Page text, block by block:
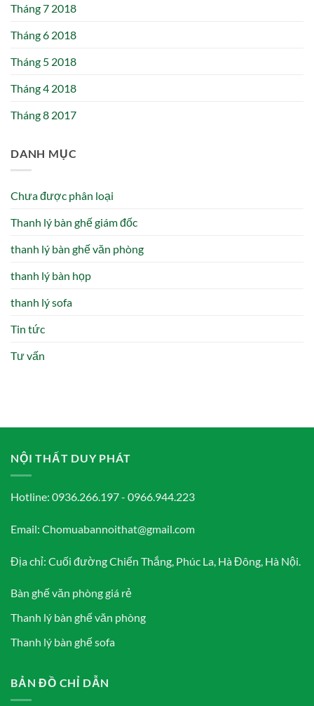
Tháng 7 2018
Tháng 6 2018
Tháng 5 2018
Tháng 4 2018
Tháng 8 2017
DANH MỤC
Chưa được phân loại
Thanh lý bàn ghế giám đốc
thanh lý bàn ghế văn phòng
thanh lý bàn họp
thanh lý sofa
Tin tức
Tư vấn
NỘI THẤT DUY PHÁT
Hotline: 0936.266.197 - 0966.944.223
Email: Chomuabannoithat@gmail.com
Địa chỉ: Cuối đường Chiến Thắng, Phúc La, Hà Đông, Hà Nội.
Bàn ghế văn phòng giá rẻ
Thanh lý bàn ghế văn phòng
Thanh lý bàn ghế sofa
BẢN ĐỒ CHỈ DẪN